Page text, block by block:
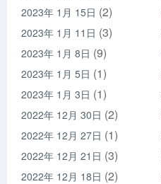
2023年 1月 15日 (2)
2023年 1月 11日 (3)
2023年 1月 8日 (9)
2023年 1月 5日 (1)
2023年 1月 3日 (1)
2022年 12月 30日 (2)
2022年 12月 27日 (1)
2022年 12月 21日 (3)
2022年 12月 18日 (2)